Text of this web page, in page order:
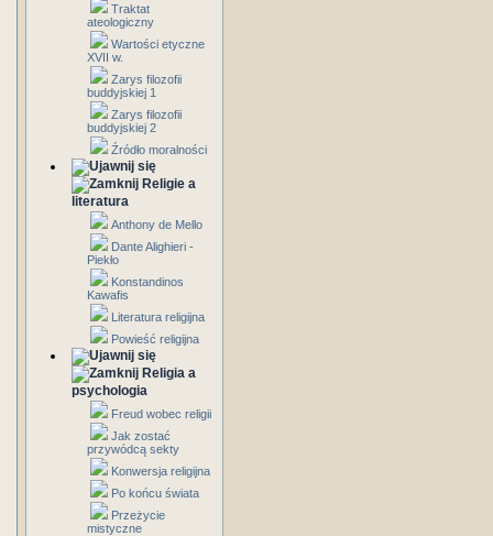
Traktat
ateologiczny
Wartości etyczne
XVII w.
Zarys filozofii
buddyjskiej 1
Zarys filozofii
buddyjskiej 2
Źródło moralności
Religie a
literatura
Anthony de Mello
Dante Alighieri -
Piekło
Konstandinos
Kawafis
Literatura religijna
Powieść religijna
Religia a
psychologia
Freud wobec religii
Jak zostać
przywódcą sekty
Konwersja religijna
Po końcu świata
Przeżycie
mistyczne